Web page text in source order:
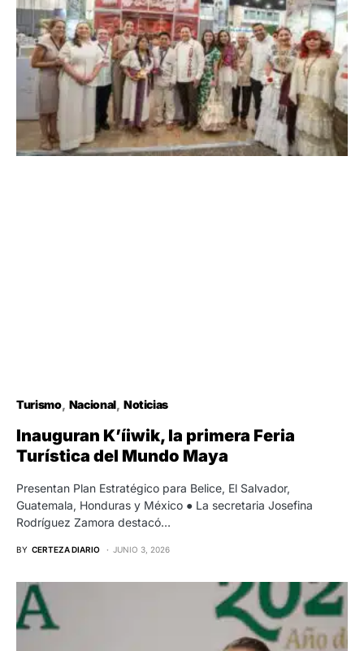
Turismo Nacional Noticias
Inauguran K’íiwik, la primera Feria
Turística del Mundo Maya
Presentan Plan Estratégico para Belice, El Salvador,
Guatemala, Honduras y México ● La secretaria Josefina
Rodríguez Zamora destacó…
BY CERTEZA DIARIO JUNIO 3, 2026